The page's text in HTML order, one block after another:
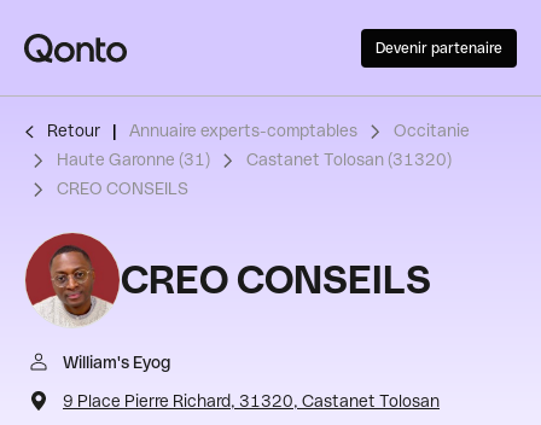
Devenir partenaire
Retour Annuaire experts-comptables
Occitanie
Haute Garonne (31)
Castanet Tolosan (31320)
CREO CONSEILS
CREO CONSEILS
William's Eyog
9 Place Pierre Richard, 31320, Castanet Tolosan